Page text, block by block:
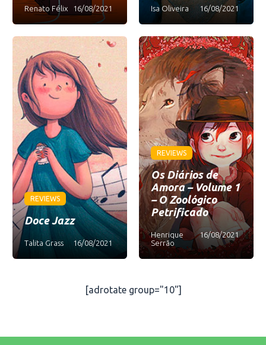
Renato Félix 16/08/2021 Isa Oliveira 16/08/2021
REVIEWS
Doce Jazz
Talita Grass 16/08/2021
REVIEWS
Os Diários de
Amora – Volume 1
– O Zoológico
Petrificado
Henrique
Serrão
16/08/2021
[adrotate group="10"]